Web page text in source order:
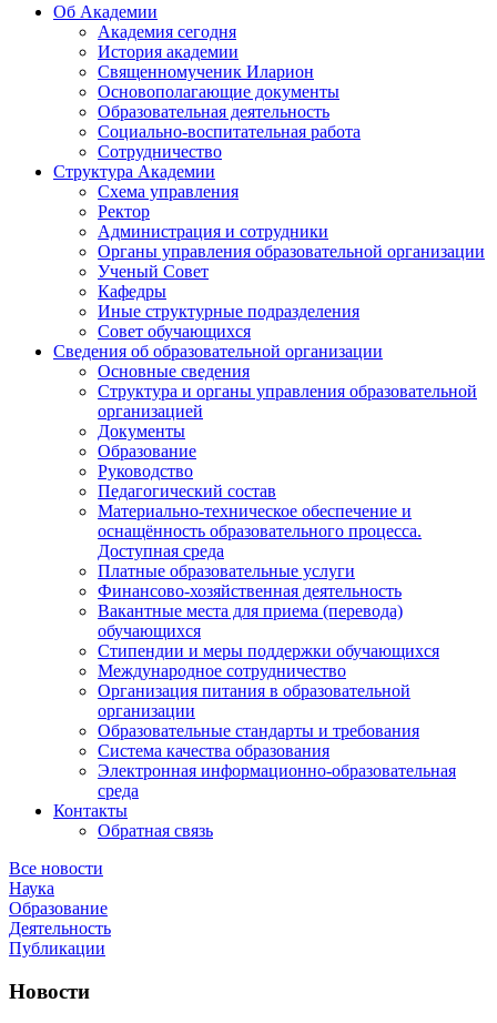
Об Академии
Академия сегодня
История академии
Священномученик Иларион
Основополагающие документы
Образовательная деятельность
Социально-воспитательная работа
Сотрудничество
Структура Академии
Схема управления
Ректор
Администрация и сотрудники
Органы управления образовательной организации
Ученый Совет
Кафедры
Иные структурные подразделения
Совет обучающихся
Сведения об образовательной организации
Основные сведения
Структура и органы управления образовательной
организацией
Документы
Образование
Руководство
Педагогический состав
Материально-техническое обеспечение и
оснащённость образовательного процесса.
Доступная среда
Платные образовательные услуги
Финансово-хозяйственная деятельность
Вакантные места для приема (перевода)
обучающихся
Стипендии и меры поддержки обучающихся
Международное сотрудничество
Организация питания в образовательной
организации
Образовательные стандарты и требования
Система качества образования
Электронная информационно-образовательная
среда
Контакты
Обратная связь
Все новости
Наука
Образование
Деятельность
Публикации
Новости